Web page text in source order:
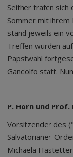
Seither trafen sich
Sommer mit
stand jeweils ein
Treffen wurden
Papstwahl
Gandolfo statt.
P. Horn und
Vorsitzender des
Salvatorianer-
Michaela